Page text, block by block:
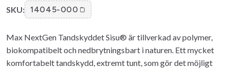
SKU: 14045-000
Max NextGen Tandskyddet Sisu® är tillverkad av polymer,
biokompatibelt och nedbrytningsbart i naturen. Ett mycket
komfortabelt tandskydd, extremt tunt, som gör det möjligt